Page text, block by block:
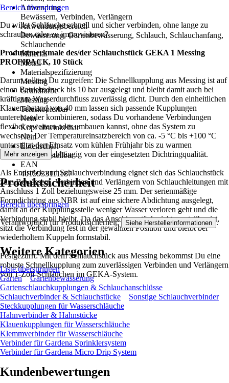
Anwendung
Bewässern, Verbinden, Verlängern
Anwendungsbereich
Bewässerung, Gartenbewässerung, Schlauch, Schlauchanfang,
Schlauchende
Material
Metall
Materialspezifizierung
Messing
Grundfarbe
Messing
Teleskopierbar
Nein
Kopf abwinkelbar
Nein
Eigenschaft
Nicht verstellbar
EAN
4015933111187
Bereich überspringen
Du willst Schläuche schnell und sicher verbinden, ohne lange zu
schrauben oder zu improvisieren?
Produktmerkmale des/der Schlauchstück GEKA 1 Messing
PROFIPACK, 10 Stück
Darum solltest Du zugreifen: Die Schnellkupplung aus Messing ist auf
einen Betriebsdruck bis 10 bar ausgelegt und bleibt damit auch bei
kräftigem Wasserdurchfluss zuverlässig dicht. Durch den einheitlichen
Klauenabstand von 40 mm lassen sich passende Kupplungen
untereinander kombinieren, sodass Du vorhandene Verbindungen
flexibel erweitern oder umbauen kannst, ohne das System zu
wechseln. Der Temperatureinsatzbereich von ca. -5 °C bis +100 °C
unterstützt den Einsatz vom kühlen Frühjahr bis zu warmen
Anwendungen, abhängig von der eingesetzten Dichtringqualität.
Als Endstück und Schlauchverbindung eignet sich das Schlauchstück
zum Bewässern, Verbinden und Verlängern von Schlauchleitungen mit
Anschluss 1 Zoll beziehungsweise 25 mm. Der serienmäßige
Formdichtring aus NBR ist auf eine sichere Abdichtung ausgelegt,
damit an der Kupplungsstelle weniger Wasser verloren geht und die
Verbindung stabil bleibt. Da das Anschlussstück nicht verstellbar ist,
sitzt die Verbindung fest in der gewählten Position und bleibt bei
wiederholtem Kuppeln formstabil.
Festgezurrt: Mit dem Schlauchstück aus Messing bekommst Du eine
robuste Schnellkupplung zum zuverlässigen Verbinden und Verlängern
von 1-Zoll-Schläuchen im GEKA-System.
Mehr anzeigen
Produktsicherheit
Bereich überspringen
Verantwortlich für Produktsicherheit: Siehe Herstellerinformationen .
Weitere Kategorien
Liste überspringen
Garten
Gartenbewässerung
Gartenschlauchkupplungen & Schlauchanschlüsse
Schlauchverbinder & Schlauchstücke
Sonstige Schlauchverbinder
Steckkupplungen für Wasserschläuche
Hahnverbinder & Hahnstücke
Klauenkupplungen für Wasserschläuche
Klemmverbinder für Wasserschläuche
Verbinder für Gardena Sprinklersystem
Verbinder für Gardena Micro Drip System
Kundenbewertungen